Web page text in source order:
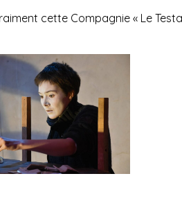
cette Compagnie « Le